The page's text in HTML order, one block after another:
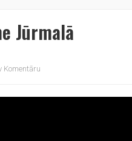
Jūrmalā
Komentāru